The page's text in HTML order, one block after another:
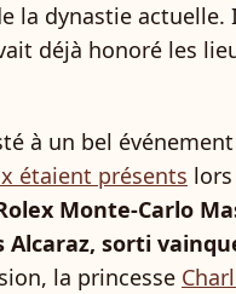
la dynastie actuelle.
déjà honoré les
à un bel événement
étaient présents
Monte-Carlo
Alcaraz, sorti
la princesse